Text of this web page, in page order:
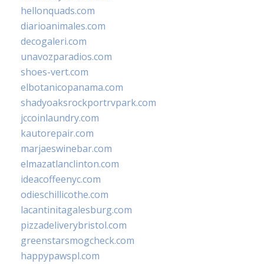
hellonquads.com
diarioanimales.com
decogaleri.com
unavozparadios.com
shoes-vert.com
elbotanicopanama.com
shadyoaksrockportrvpark.com
jccoinlaundry.com
kautorepair.com
marjaeswinebar.com
elmazatlanclinton.com
ideacoffeenyc.com
odieschillicothe.com
lacantinitagalesburg.com
pizzadeliverybristol.com
greenstarsmogcheck.com
happypawspl.com